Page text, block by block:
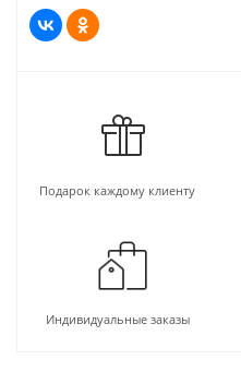
Подарок каждому клиенту
Индивидуальные заказы